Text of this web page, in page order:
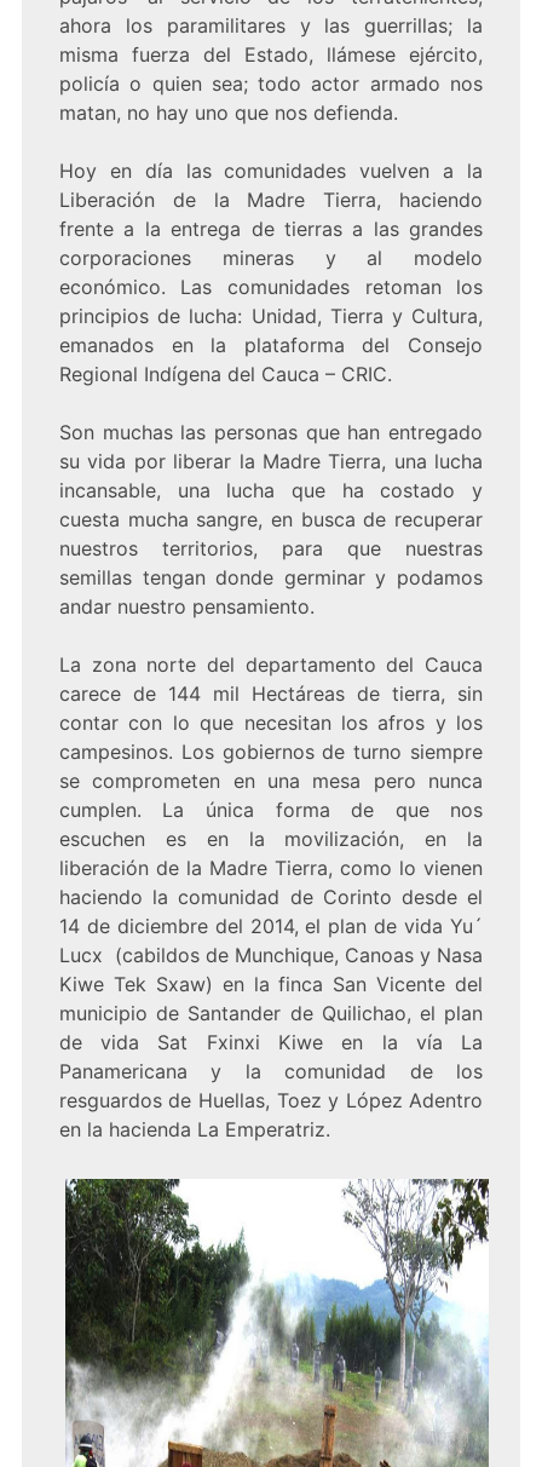
ahora los paramilitares y las guerrillas; la
misma fuerza del Estado, llámese ejército,
policía o quien sea; todo actor armado nos
matan, no hay uno que nos defienda.
Hoy en día las comunidades vuelven a la
Liberación de la Madre Tierra, haciendo
frente a la entrega de tierras a las grandes
corporaciones mineras y al modelo
económico. Las comunidades retoman los
principios de lucha: Unidad, Tierra y Cultura,
emanados en la plataforma del Consejo
Regional Indígena del Cauca – CRIC.
Son muchas las personas que han entregado
su vida por liberar la Madre Tierra, una lucha
incansable, una lucha que ha costado y
cuesta mucha sangre, en busca de recuperar
nuestros territorios, para que nuestras
semillas tengan donde germinar y podamos
andar nuestro pensamiento.
La zona norte del departamento del Cauca
carece de 144 mil Hectáreas de tierra, sin
contar con lo que necesitan los afros y los
campesinos. Los gobiernos de turno siempre
se comprometen en una mesa pero nunca
cumplen. La única forma de que nos
escuchen es en la movilización, en la
liberación de la Madre Tierra, como lo vienen
haciendo la comunidad de Corinto desde el
14 de diciembre del 2014, el plan de vida Yu´
Lucx (cabildos de Munchique, Canoas y Nasa
Kiwe Tek Sxaw) en la finca San Vicente del
municipio de Santander de Quilichao, el plan
de vida Sat Fxinxi Kiwe en la vía La
Panamericana y la comunidad de los
resguardos de Huellas, Toez y López Adentro
en la hacienda La Emperatriz.